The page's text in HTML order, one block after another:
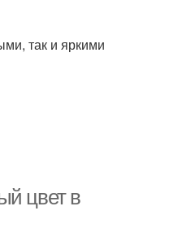
так и яркими
цвет в